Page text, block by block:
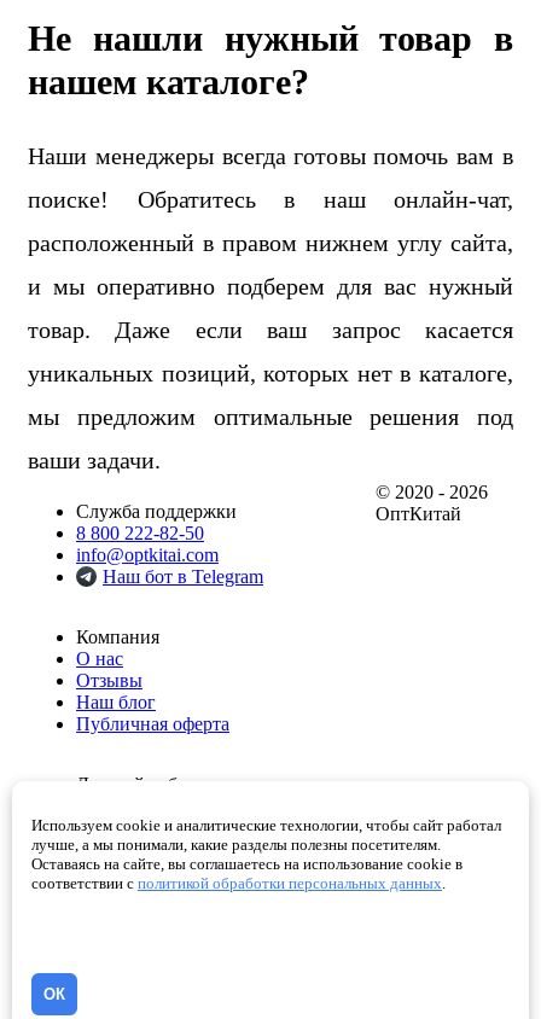
Не нашли нужный товар в
нашем каталоге?
Наши менеджеры всегда готовы помочь вам в
поиске! Обратитесь в наш онлайн-чат,
расположенный в правом нижнем углу сайта,
и мы оперативно подберем для вас нужный
товар. Даже если ваш запрос касается
уникальных позиций, которых нет в каталоге,
мы предложим оптимальные решения под
ваши задачи.
Служба поддержки
8 800 222-82-50
info@optkitai.com
Наш бот в Telegram
Компания
О нас
Отзывы
Наш блог
Публичная оферта
Личный кабинет
Избранное
Корзина
Проверенные поставщики
Написать директору
© 2020 - 2026
ОптКитай
Используем cookie и аналитические технологии, чтобы сайт работал
лучше, а мы понимали, какие разделы полезны посетителям.
Оставаясь на сайте, вы соглашаетесь на использование cookie в
соответствии с политикой обработки персональных данных.
ОК